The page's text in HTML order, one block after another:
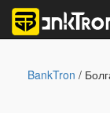
BankTron /